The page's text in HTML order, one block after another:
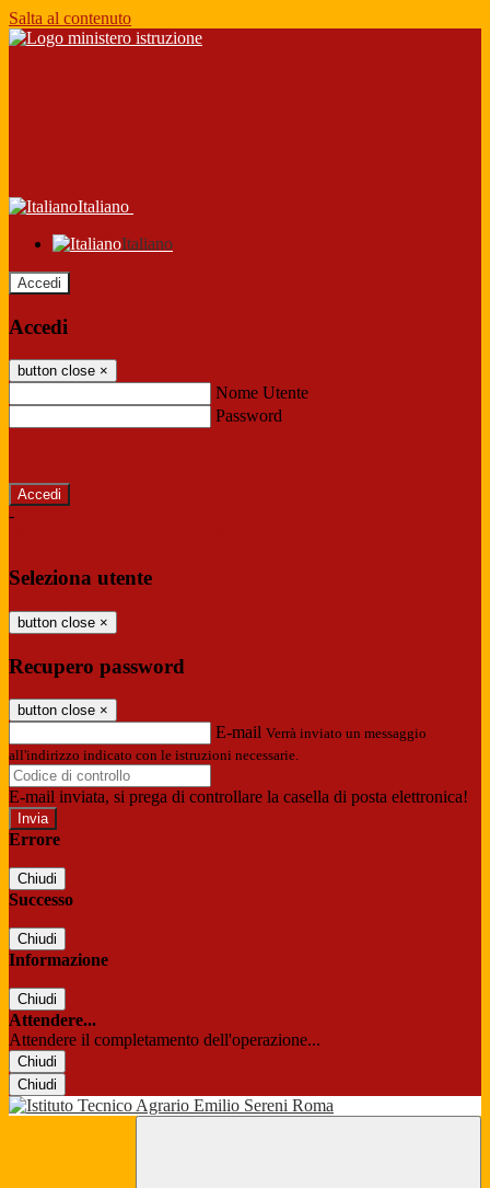
Salta al contenuto
Italiano
Italiano
Accedi
Accedi
button close ×
Nome Utente
Password
-
Seleziona utente
button close ×
Recupero password
button close ×
E-mail Verrà inviato un messaggio
all'indirizzo indicato con le istruzioni necessarie.
E-mail inviata, si prega di controllare la casella di posta elettronica!
Errore
Chiudi
Successo
Chiudi
Informazione
Chiudi
Attendere...
Attendere il completamento dell'operazione...
Chiudi
Chiudi